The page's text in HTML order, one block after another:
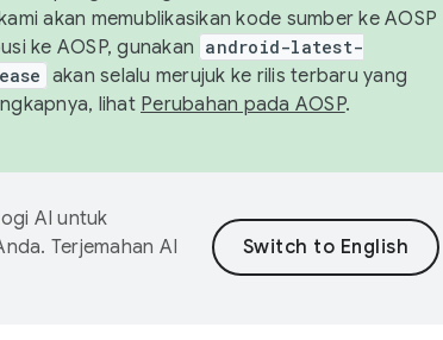
akan memublikasikan kode sumber ke AOSP
ke AOSP, gunakan android-latest-
akan selalu merujuk ke rilis terbaru yang
lihat Perubahan pada AOSP.
AI untuk
Terjemahan AI